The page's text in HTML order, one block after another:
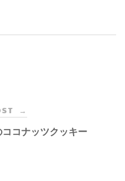
→
コナッツクッキー